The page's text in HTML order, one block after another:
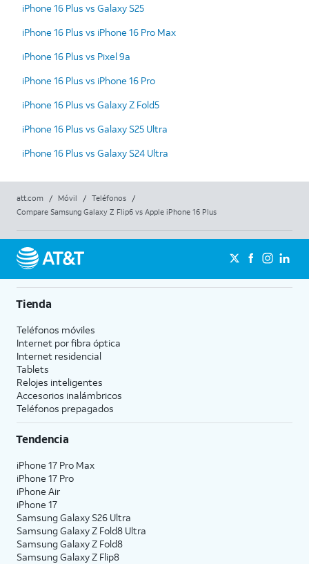
iPhone 16 Plus vs Galaxy S25
iPhone 16 Plus vs iPhone 16 Pro Max
iPhone 16 Plus vs Pixel 9a
iPhone 16 Plus vs iPhone 16 Pro
iPhone 16 Plus vs Galaxy Z Fold5
iPhone 16 Plus vs Galaxy S25 Ultra
iPhone 16 Plus vs Galaxy S24 Ultra
att.com / Móvil / Teléfonos
/
Compare Samsung Galaxy Z Flip6 vs Apple iPhone 16 Plus
Tienda
Teléfonos móviles
Internet por fibra óptica
Internet residencial
Tablets
Relojes inteligentes
Accesorios inalámbricos
Teléfonos prepagados
Tendencia
iPhone 17 Pro Max
iPhone 17 Pro
iPhone Air
iPhone 17
Samsung Galaxy S26 Ultra
Samsung Galaxy Z Fold8 Ultra
Samsung Galaxy Z Fold8
Samsung Galaxy Z Flip8